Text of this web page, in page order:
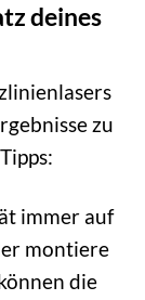
deines
zu
immer auf
montiere
die